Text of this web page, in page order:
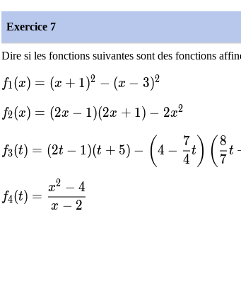
Exercice 7
Dire si les fonctions suivantes sont des fonctions
f_1(x)=(x+1)^2-(x-3)^2
f1(x) = (x + 1)2 − (x − 3)2
f_2(x)=(2x-1)(2x+1)-2x^2
f2(x) = (2x − 1)(2x + 1) − 2x2
f_3(t)=(2t-1)(t+5)-\left(4-
f3(t) = (2t − 1)(t + 5) − (4 −
4
7
t) ( 7
8
t
f_4(t)=\dfrac{x^2-4}{x-2}
f4(t) =
x − 2
x2 − 4